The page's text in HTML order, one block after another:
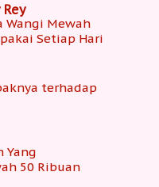
Wangi Mewah
Setiap Hari
terhadap
Yang
50 Ribuan